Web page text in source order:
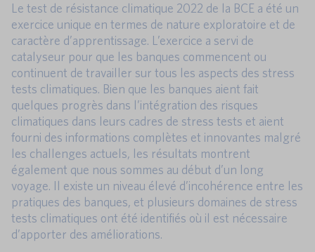
Le test de résistance climatique 2022 de la BCE a été un
exercice unique en termes de nature exploratoire et de
caractère d’apprentissage. L’exercice a servi de
catalyseur pour que les banques commencent ou
continuent de travailler sur tous les aspects des stress
tests climatiques. Bien que les banques aient fait
quelques progrès dans l’intégration des risques
climatiques dans leurs cadres de stress tests et aient
fourni des informations complètes et innovantes malgré
les challenges actuels, les résultats montrent
également que nous sommes au début d’un long
voyage. Il existe un niveau élevé d’incohérence entre les
pratiques des banques, et plusieurs domaines de stress
tests climatiques ont été identifiés où il est nécessaire
d’apporter des améliorations.